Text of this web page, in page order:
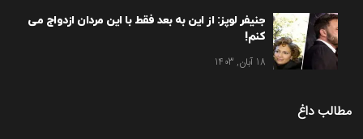
جنیفر لوپز: از این به بعد فقط با این مردان ازدواج می
کنم!
18 آبان, 1403
مطالب داغ